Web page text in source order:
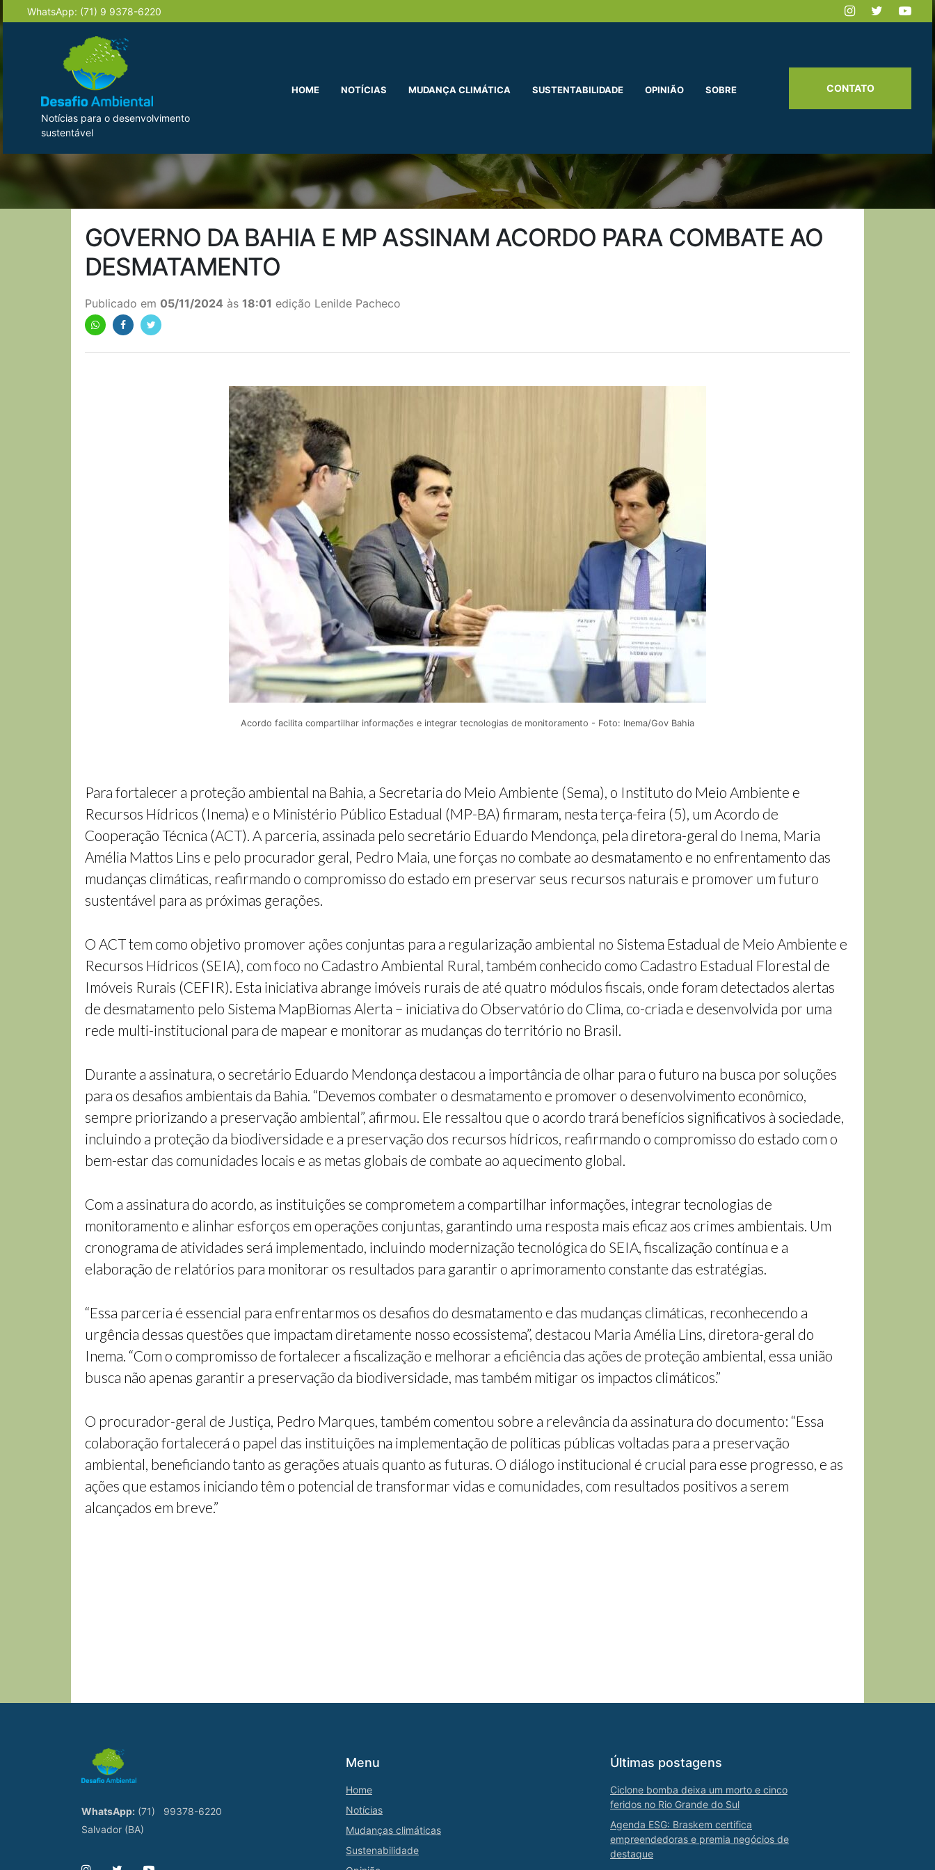
WhatsApp: (71) 9 9378-6220
Notícias para o desenvolvimento
sustentável
HOME NOTÍCIAS MUDANÇA CLIMÁTICA SUSTENTABILIDADE OPINIÃO SOBRE CONTATO
GOVERNO DA BAHIA E MP ASSINAM ACORDO PARA COMBATE AO
DESMATAMENTO
Publicado em 05/11/2024 às 18:01 edição Lenilde Pacheco
Acordo facilita compartilhar informações e integrar tecnologias de monitoramento - Foto: Inema/Gov Bahia
Para fortalecer a proteção ambiental na Bahia, a Secretaria do Meio Ambiente (Sema), o Instituto do Meio Ambiente e
Recursos Hídricos (Inema) e o Ministério Público Estadual (MP-BA) firmaram, nesta terça-feira (5), um Acordo de
Cooperação Técnica (ACT). A parceria, assinada pelo secretário Eduardo Mendonça, pela diretora-geral do Inema, Maria
Amélia Mattos Lins e pelo procurador geral, Pedro Maia, une forças no combate ao desmatamento e no enfrentamento das
mudanças climáticas, reafirmando o compromisso do estado em preservar seus recursos naturais e promover um futuro
sustentável para as próximas gerações.
O ACT tem como objetivo promover ações conjuntas para a regularização ambiental no Sistema Estadual de Meio Ambiente e
Recursos Hídricos (SEIA), com foco no Cadastro Ambiental Rural, também conhecido como Cadastro Estadual Florestal de
Imóveis Rurais (CEFIR). Esta iniciativa abrange imóveis rurais de até quatro módulos fiscais, onde foram detectados alertas
de desmatamento pelo Sistema MapBiomas Alerta – iniciativa do Observatório do Clima, co-criada e desenvolvida por uma
rede multi-institucional para de mapear e monitorar as mudanças do território no Brasil.
Durante a assinatura, o secretário Eduardo Mendonça destacou a importância de olhar para o futuro na busca por soluções
para os desafios ambientais da Bahia. “Devemos combater o desmatamento e promover o desenvolvimento econômico,
sempre priorizando a preservação ambiental”, afirmou. Ele ressaltou que o acordo trará benefícios significativos à sociedade,
incluindo a proteção da biodiversidade e a preservação dos recursos hídricos, reafirmando o compromisso do estado com o
bem-estar das comunidades locais e as metas globais de combate ao aquecimento global.
Com a assinatura do acordo, as instituições se comprometem a compartilhar informações, integrar tecnologias de
monitoramento e alinhar esforços em operações conjuntas, garantindo uma resposta mais eficaz aos crimes ambientais. Um
cronograma de atividades será implementado, incluindo modernização tecnológica do SEIA, fiscalização contínua e a
elaboração de relatórios para monitorar os resultados para garantir o aprimoramento constante das estratégias.
“Essa parceria é essencial para enfrentarmos os desafios do desmatamento e das mudanças climáticas, reconhecendo a
urgência dessas questões que impactam diretamente nosso ecossistema”, destacou Maria Amélia Lins, diretora-geral do
Inema. “Com o compromisso de fortalecer a fiscalização e melhorar a eficiência das ações de proteção ambiental, essa união
busca não apenas garantir a preservação da biodiversidade, mas também mitigar os impactos climáticos.”
O procurador-geral de Justiça, Pedro Marques, também comentou sobre a relevância da assinatura do documento: “Essa
colaboração fortalecerá o papel das instituições na implementação de políticas públicas voltadas para a preservação
ambiental, beneficiando tanto as gerações atuais quanto as futuras. O diálogo institucional é crucial para esse progresso, e as
ações que estamos iniciando têm o potencial de transformar vidas e comunidades, com resultados positivos a serem
alcançados em breve.”
WhatsApp: (71)
99378-6220
Salvador (BA)
Menu
Home
Notícias
Mudanças climáticas
Sustenabilidade
Últimas postagens
Ciclone bomba deixa um morto e cinco
feridos no Rio Grande do Sul
Agenda ESG: Braskem certifica
empreendedoras e premia negócios de
destaque